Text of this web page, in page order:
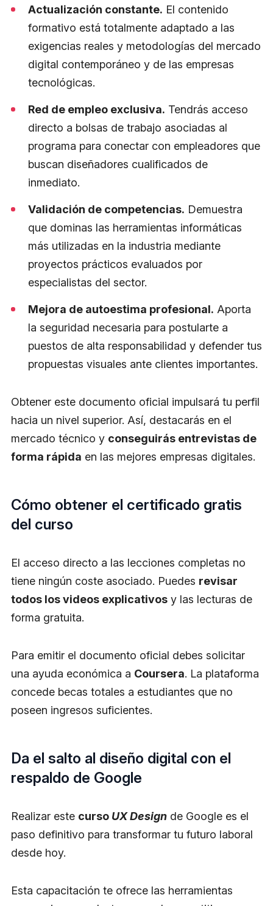
Actualización constante. El contenido
formativo está totalmente adaptado a las
exigencias reales y metodologías del mercado
digital contemporáneo y de las empresas
tecnológicas.
Red de empleo exclusiva. Tendrás acceso
directo a bolsas de trabajo asociadas al
programa para conectar con empleadores que
buscan diseñadores cualificados de
inmediato.
Validación de competencias. Demuestra
que dominas las herramientas informáticas
más utilizadas en la industria mediante
proyectos prácticos evaluados por
especialistas del sector.
Mejora de autoestima profesional. Aporta
la seguridad necesaria para postularte a
puestos de alta responsabilidad y defender tus
propuestas visuales ante clientes importantes.
Obtener este documento oficial impulsará tu perfil
hacia un nivel superior. Así, destacarás en el
mercado técnico y conseguirás entrevistas de
forma rápida en las mejores empresas digitales.
Cómo obtener el certificado gratis
del curso
El acceso directo a las lecciones completas no
tiene ningún coste asociado. Puedes revisar
todos los videos explicativos y las lecturas de
forma gratuita.
Para emitir el documento oficial debes solicitar
una ayuda económica a Coursera. La plataforma
concede becas totales a estudiantes que no
poseen ingresos suficientes.
Da el salto al diseño digital con el
respaldo de Google
Realizar este curso UX Design de Google es el
paso definitivo para transformar tu futuro laboral
desde hoy.
Esta capacitación te ofrece las herramientas